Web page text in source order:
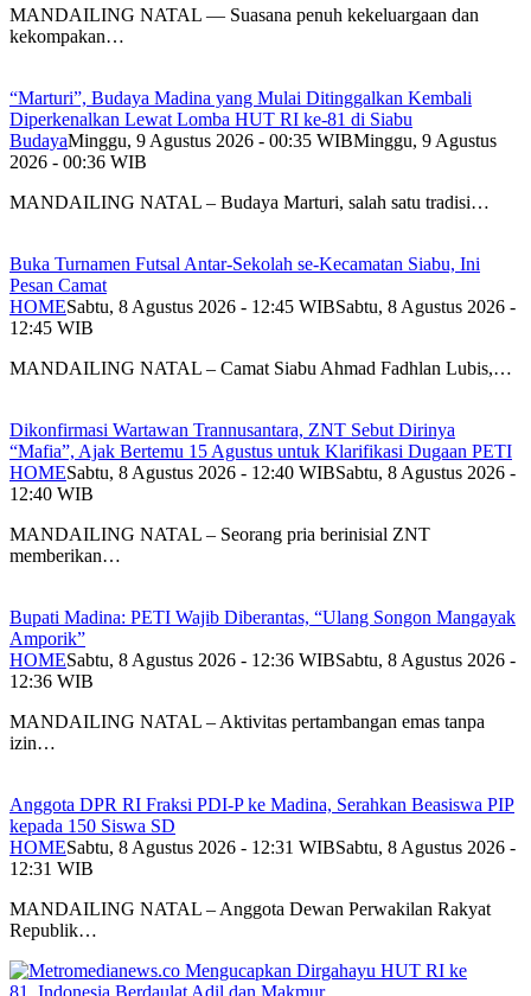
MANDAILING NATAL — Suasana penuh kekeluargaan dan
kekompakan…
“Marturi”, Budaya Madina yang Mulai Ditinggalkan Kembali
Diperkenalkan Lewat Lomba HUT RI ke-81 di Siabu
BudayaMinggu, 9 Agustus 2026 - 00:35 WIBMinggu, 9 Agustus
2026 - 00:36 WIB
MANDAILING NATAL – Budaya Marturi, salah satu tradisi…
Buka Turnamen Futsal Antar-Sekolah se-Kecamatan Siabu, Ini
Pesan Camat
HOMESabtu, 8 Agustus 2026 - 12:45 WIBSabtu, 8 Agustus 2026 -
12:45 WIB
MANDAILING NATAL – Camat Siabu Ahmad Fadhlan Lubis,…
Dikonfirmasi Wartawan Trannusantara, ZNT Sebut Dirinya
“Mafia”, Ajak Bertemu 15 Agustus untuk Klarifikasi Dugaan PETI
HOMESabtu, 8 Agustus 2026 - 12:40 WIBSabtu, 8 Agustus 2026 -
12:40 WIB
MANDAILING NATAL – Seorang pria berinisial ZNT
memberikan…
Bupati Madina: PETI Wajib Diberantas, “Ulang Songon Mangayak
Amporik”
HOMESabtu, 8 Agustus 2026 - 12:36 WIBSabtu, 8 Agustus 2026 -
12:36 WIB
MANDAILING NATAL – Aktivitas pertambangan emas tanpa
izin…
Anggota DPR RI Fraksi PDI-P ke Madina, Serahkan Beasiswa PIP
kepada 150 Siswa SD
HOMESabtu, 8 Agustus 2026 - 12:31 WIBSabtu, 8 Agustus 2026 -
12:31 WIB
MANDAILING NATAL – Anggota Dewan Perwakilan Rakyat
Republik…